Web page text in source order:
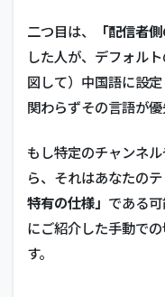
二つ目は、 「配信者
した人が、デフォル
図して）中国語に設
関わらずその言語が優
もし特定のチャンネ
ら、それはあなたのテ
特有の仕様」 である
にご紹介した手動で
す。